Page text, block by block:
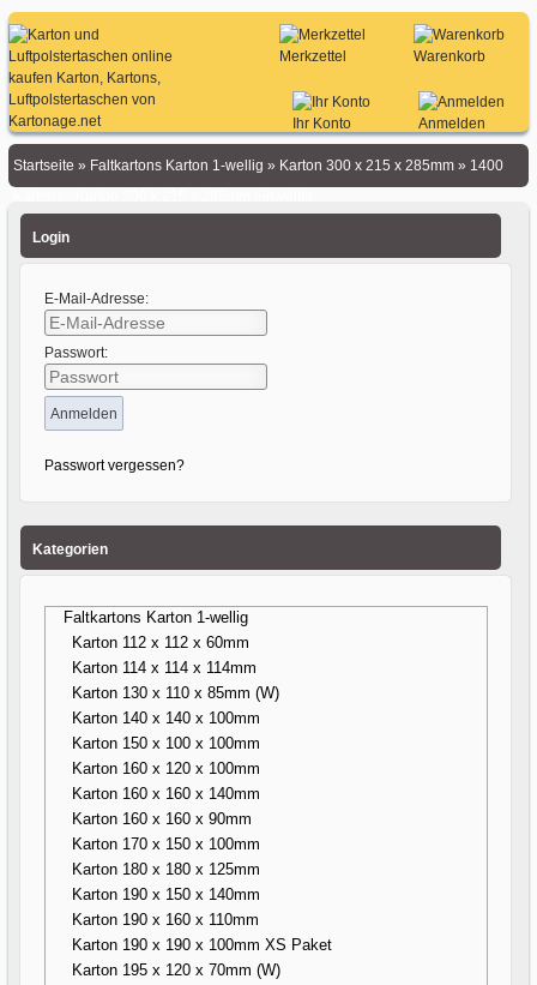
Warenkorb
Merkzettel
Anmelden
Ihr Konto
Startseite » Faltkartons Karton 1-wellig » Karton 300 x 215 x 285mm » 1400
Login
E-Mail-Adresse:
Passwort:
Passwort vergessen?
Kategorien
Faltkartons Karton 1-wellig
Karton 112 x 112 x 60mm
Karton 114 x 114 x 114mm
Karton 130 x 110 x 85mm (W)
Karton 140 x 140 x 100mm
Karton 150 x 100 x 100mm
Karton 160 x 120 x 100mm
Karton 160 x 160 x 140mm
Karton 160 x 160 x 90mm
Karton 170 x 150 x 100mm
Karton 180 x 180 x 125mm
Karton 190 x 150 x 140mm
Karton 190 x 160 x 110mm
Karton 190 x 190 x 100mm XS Paket
Karton 195 x 120 x 70mm (W)